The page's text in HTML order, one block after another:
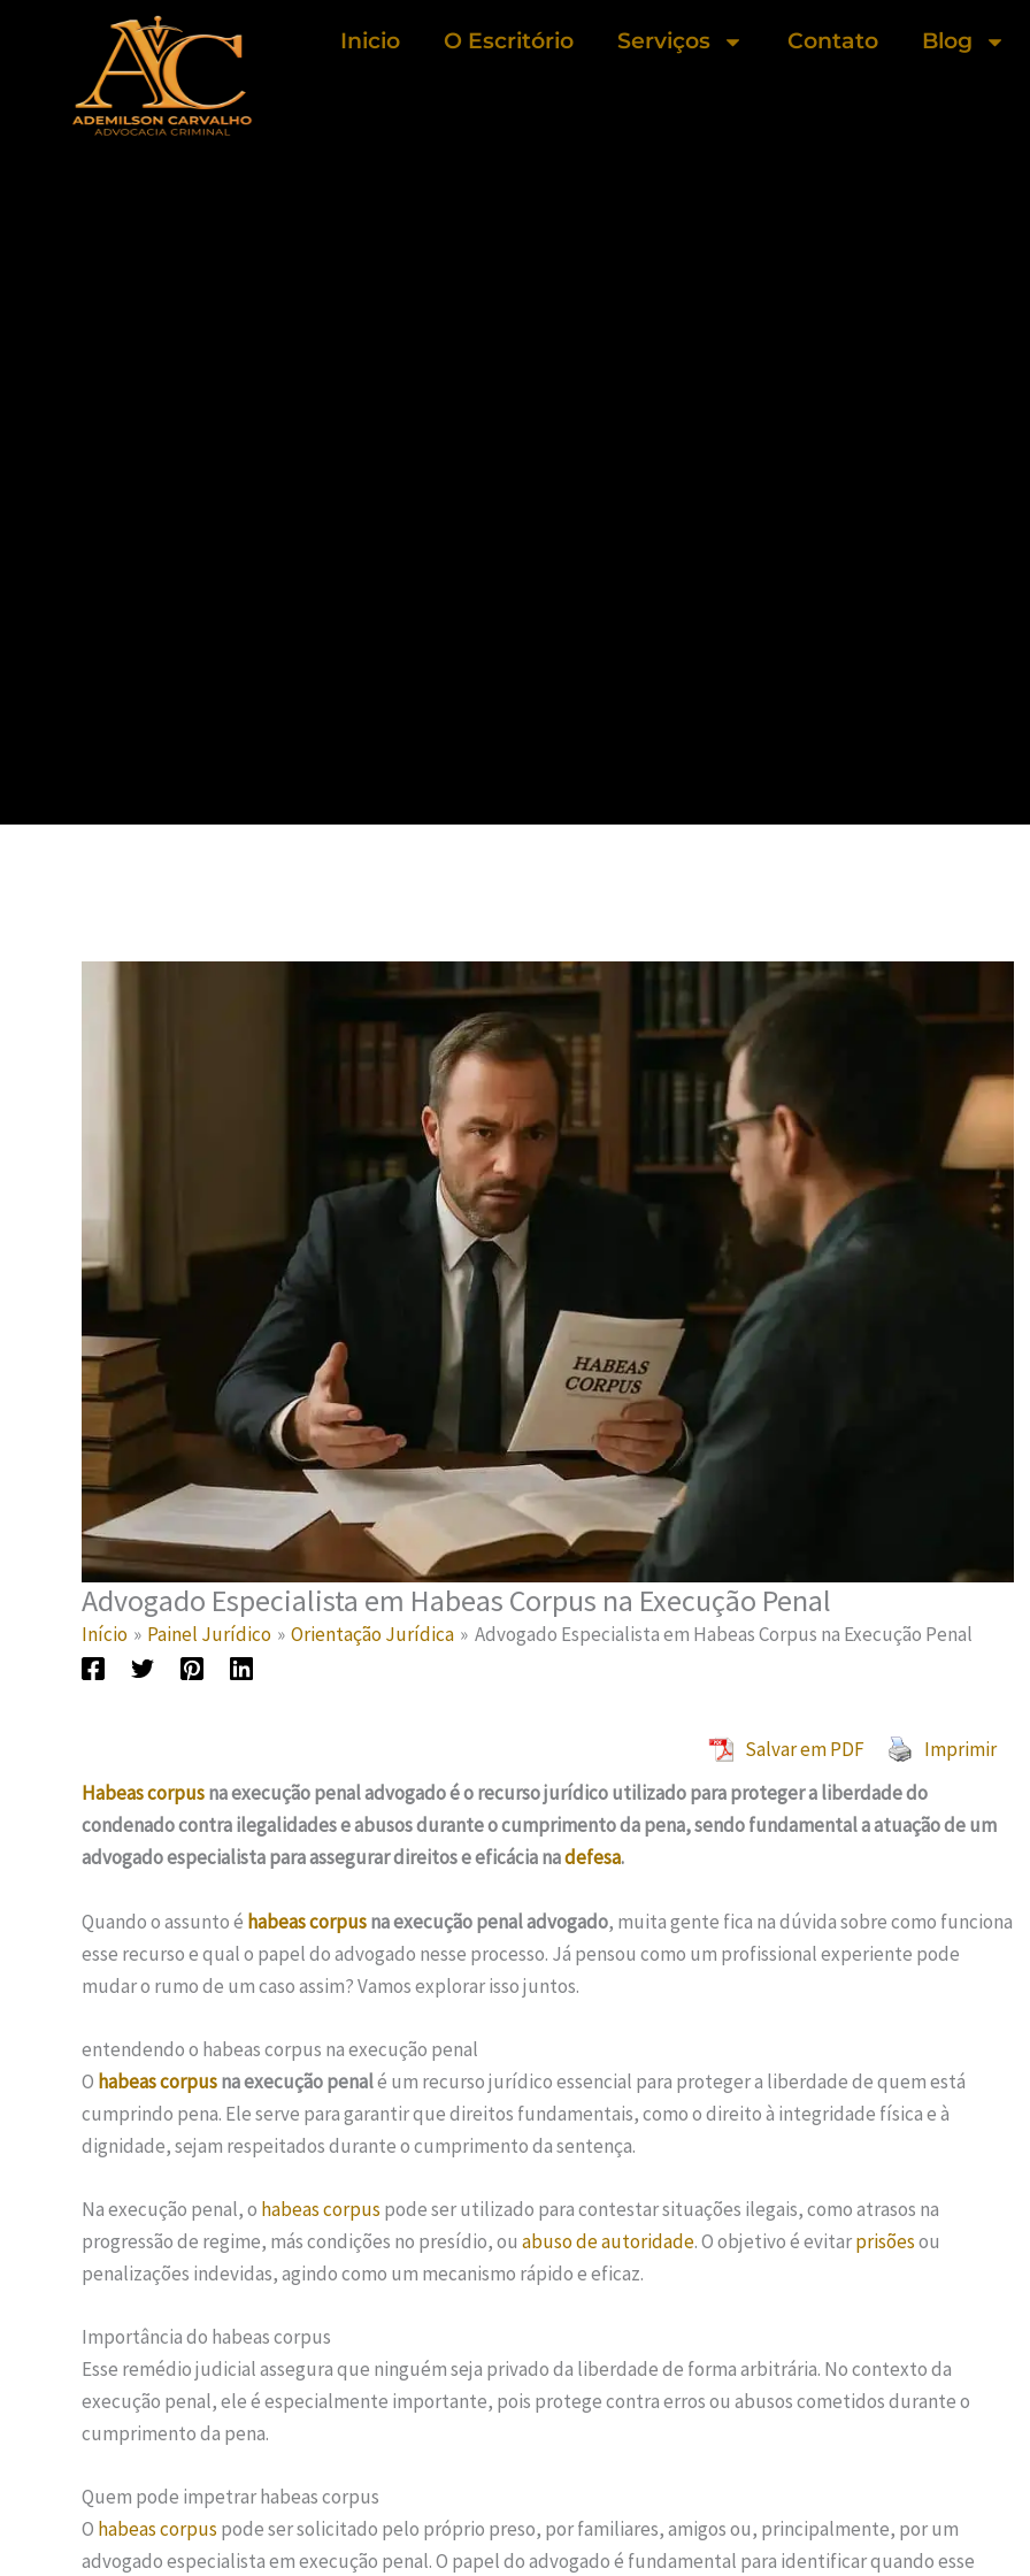
conteúdo
Inicio O Escritório Serviços Contato Blog
Advogado Especialista em Habeas Corpus na Execução Penal
Início Painel Jurídico Orientação Jurídica Advogado Especialista em Habeas Corpus na Execução Penal
Salvar em PDF
Imprimir
Habeas corpusna execução penal advogado é o recurso jurídico utilizado para proteger a liberdade do
condenado contra ilegalidades e abusos durante o cumprimento da pena, sendo fundamental a atuação de um
advogado especialista para assegurar direitos e eficácia nadefesa.
Quando o assunto é habeas corpusna execução penal advogado, muita gente fica na dúvida sobre como funciona
esse recurso e qual o papel do advogado nesse processo. Já pensou como um profissional experiente pode
mudar o rumo de um caso assim? Vamos explorar isso juntos.
entendendo o habeas corpus na execução penal
O habeas corpusna execução penalé um recurso jurídico essencial para proteger a liberdade de quem está
cumprindo pena. Ele serve para garantir que direitos fundamentais, como o direito à integridade física e à
dignidade, sejam respeitados durante o cumprimento da sentença.
Na execução penal, o habeas corpus pode ser utilizado para contestar situações ilegais, como atrasos na
progressão de regime, más condições no presídio, ou abuso de autoridade. O objetivo é evitarprisõesou
penalizações indevidas, agindo como um mecanismo rápido e eficaz.
Importância do habeas corpus
Esse remédio judicial assegura que ninguém seja privado da liberdade de forma arbitrária. No contexto da
execução penal, ele é especialmente importante, pois protege contra erros ou abusos cometidos durante o
cumprimento da pena.
Quem pode impetrar habeas corpus
O habeas corpus pode ser solicitado pelo próprio preso, por familiares, amigos ou, principalmente, por um
advogado especialista em execução penal. O papel do advogado é fundamental para identificar quando esse